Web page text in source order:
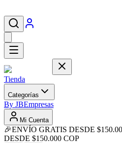
Tienda
Categorías
By JBEmpresas
Mi Cuenta
🎉ENVÍO GRATIS DESDE
DESDE $150.000 COP